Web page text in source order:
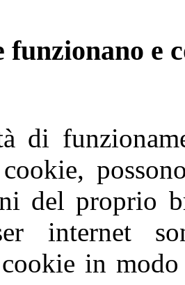
funzionano e
di
del proprio
internet
in